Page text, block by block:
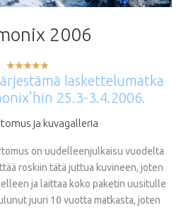
2006
laskettelumatka
25.3-3.4.2006.
ja kuvagalleria
on uudelleenjulkaisu vuodelta
roskiin tätä juttua kuvineen, joten
ja laittaa koko paketin uusitulle
juuri 10 vuotta matkasta, joten